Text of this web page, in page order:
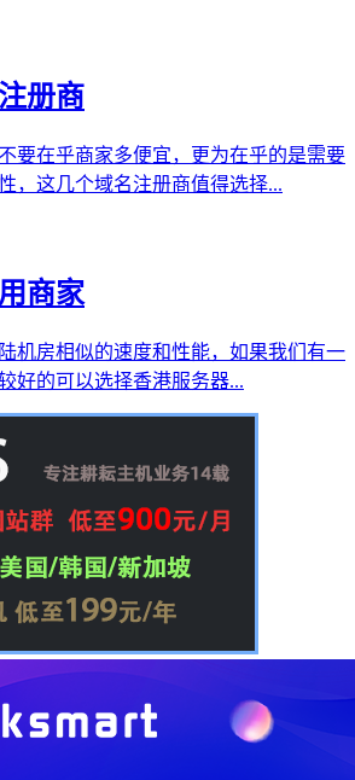
册商
要在乎商家多便宜，更为在乎的是需要
，这几个域名注册商值得选择...
商家
机房相似的速度和性能，如果我们有一
好的可以选择香港服务器...